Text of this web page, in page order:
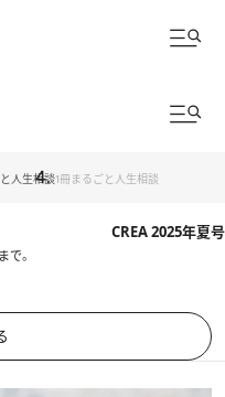
人生相談1冊まるごと人生相談
CREA 2025年夏号
で。